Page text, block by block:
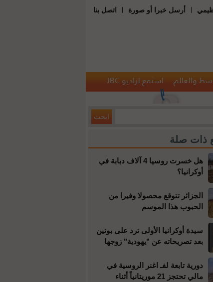
أرسل خبرا أو صورة اتصل بنا
والعالم استمع لراديو JBC
ذات صلة
هل خسرت روسيا 4 آلاف دبابة في
أوكرانيا؟
الجزائر تتوقع محصولا وفيرا من
الحبوب هذا الموسم
سيدة أوكرانيا الأولى ترد على بوتين
بعد تصريحاته عن "يهودية" زوجها
دورية تابعة لفـ اغنر الروسية في
مالي تحتجز 21 موريتانياً أثناء